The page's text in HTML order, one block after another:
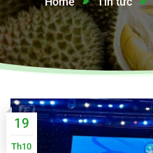
19
Th10